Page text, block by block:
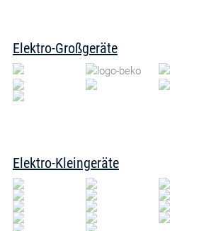
Elektro-Großgeräte
Elektro-Kleingeräte